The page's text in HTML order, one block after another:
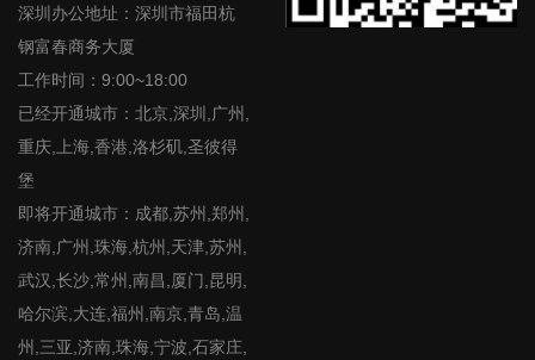
深圳办公地址：深圳市福田杭
钢富春商务大厦
工作时间：9:00~18:00
已经开通城市：北京,深圳,广州,
重庆,上海,香港,洛杉矶,圣彼得
堡
即将开通城市：成都,苏州,郑州,
济南,广州,珠海,杭州,天津,苏州,
武汉,长沙,常州,南昌,厦门,昆明,
哈尔滨,大连,福州,南京,青岛,温
州,三亚,济南,珠海,宁波,石家庄,